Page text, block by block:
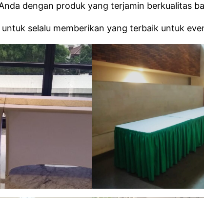
dengan produk yang terjamin berkualitas
selalu memberikan yang terbaik untuk